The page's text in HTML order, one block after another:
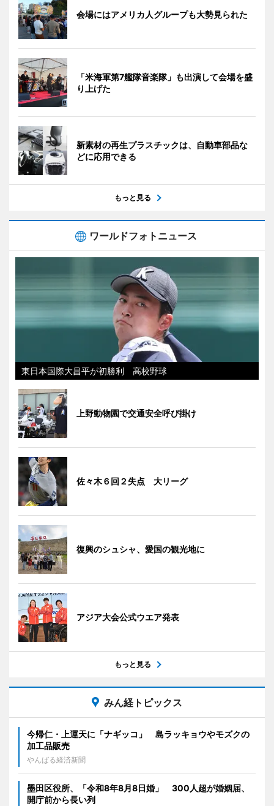
会場にはアメリカ人グループも大勢見られた
「米海軍第7艦隊音楽隊」も出演して会場を盛
り上げた
新素材の再生プラスチックは、自動車部品な
どに応用できる
もっと見る
ワールドフォトニュース
東日本国際大昌平が初勝利 高校野球
上野動物園で交通安全呼び掛け
佐々木６回２失点 大リーグ
復興のシュシャ、愛国の観光地に
アジア大会公式ウエア発表
もっと見る
みん経トピックス
今帰仁・上運天に「ナギッコ」 島ラッキョウやモズクの
加工品販売
やんばる経済新聞
墨田区役所、「令和8年8月8日婚」 300人超が婚姻届、
開庁前から長い列